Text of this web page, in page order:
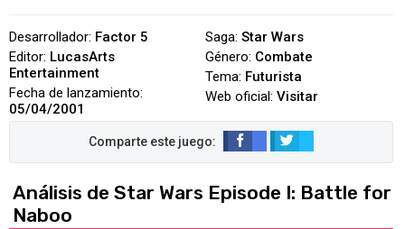
Desarrollador: Factor 5
Editor: LucasArts
Entertainment
Fecha de lanzamiento:
05/04/2001
Saga: Star Wars
Género: Combate
Tema: Futurista
Web oficial: Visitar
Análisis de Star Wars Episode I: Battle for
Naboo